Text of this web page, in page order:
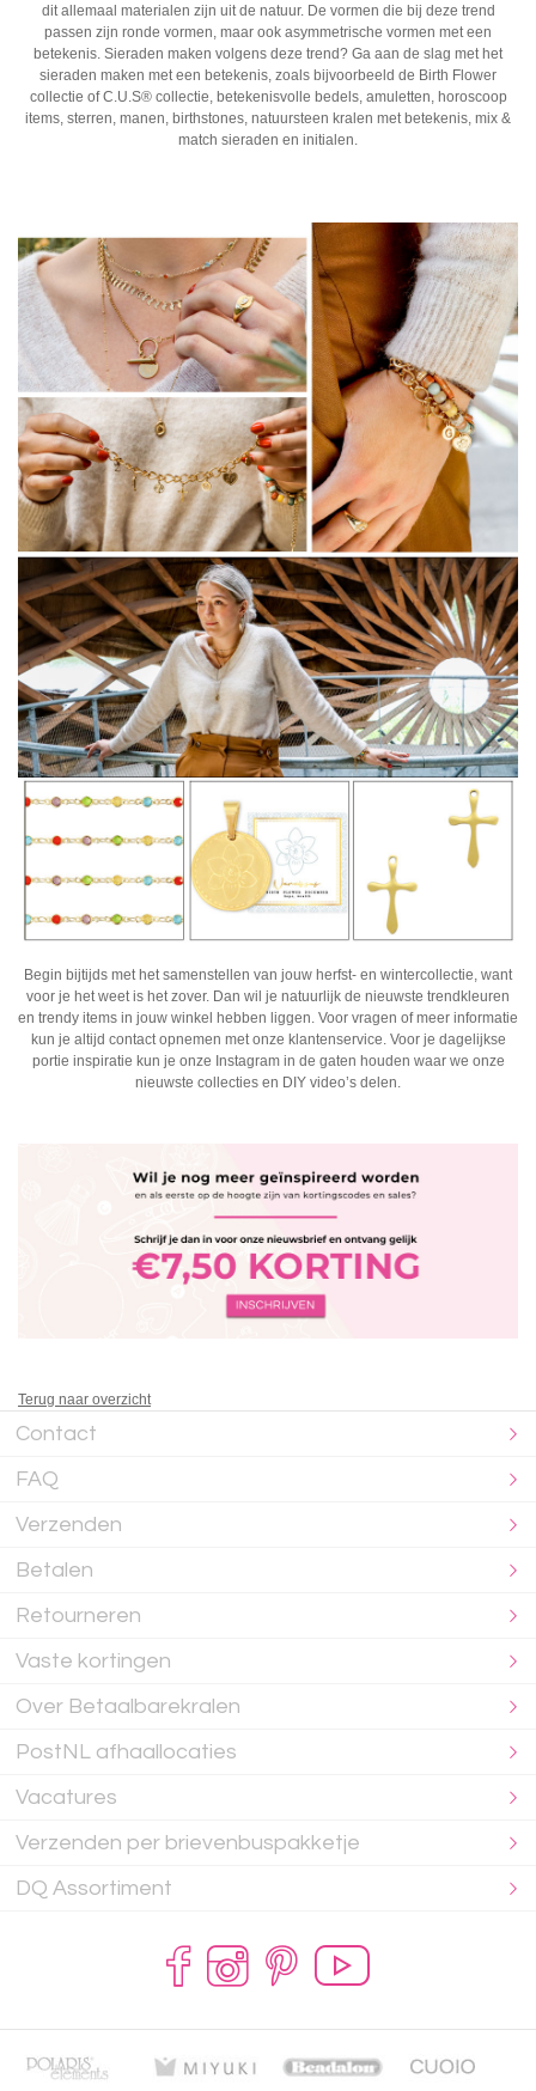
dit allemaal materialen zijn uit de natuur. De vormen die bij deze trend
passen zijn ronde vormen, maar ook asymmetrische vormen met een
betekenis. Sieraden maken volgens deze trend? Ga aan de slag met het
sieraden maken met een betekenis, zoals bijvoorbeeld de Birth Flower
collectie of C.U.S® collectie, betekenisvolle bedels, amuletten, horoscoop
items, sterren, manen, birthstones, natuursteen kralen met betekenis, mix &
match sieraden en initialen.
Begin bijtijds met het samenstellen van jouw herfst- en wintercollectie, want
voor je het weet is het zover. Dan wil je natuurlijk de nieuwste trendkleuren
en trendy items in jouw winkel hebben liggen. Voor vragen of meer informatie
kun je altijd contact opnemen met onze klantenservice. Voor je dagelijkse
portie inspiratie kun je onze Instagram in de gaten houden waar we onze
nieuwste collecties en DIY video’s delen.
Terug naar overzicht
Contact
FAQ
Verzenden
Betalen
Retourneren
Vaste kortingen
Over Betaalbarekralen
PostNL afhaallocaties
Vacatures
Verzenden per brievenbuspakketje
DQ Assortiment